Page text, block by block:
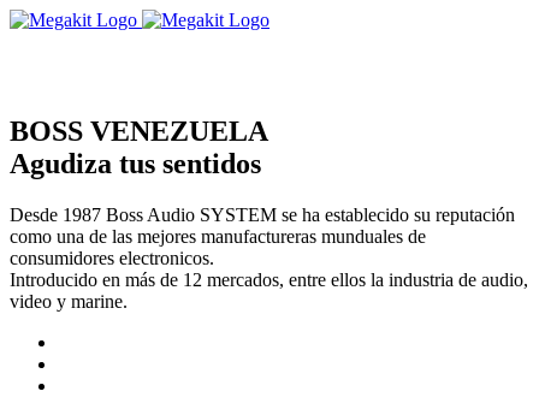
BOSS VENEZUELA
Agudiza tus sentidos
Desde 1987 Boss Audio SYSTEM se ha establecido su reputación
como una de las mejores manufactureras munduales de
consumidores electronicos.
Introducido en más de 12 mercados, entre ellos la industria de audio,
video y marine.